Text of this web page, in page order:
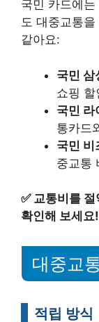
국민 카드에
도 대중교통
같아요:
국민 삼
쇼핑 할
국민 라
통카드
국민 비
중교통
✅ 교통비를
확인해 보세요!
대중교
적립 방식